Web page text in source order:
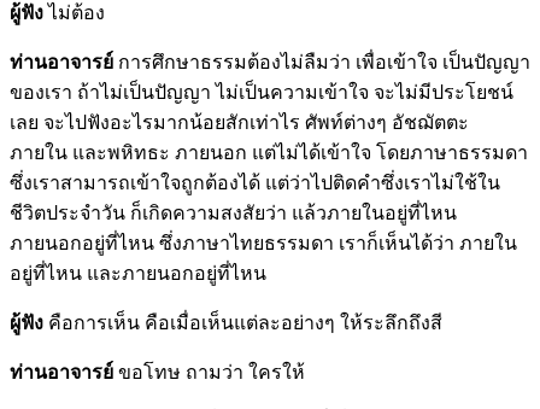
ผู้ฟังไม่ต้อง
ท่านอาจารย์ การศึกษาธรรมต้องไม่ลืมว่า เพื่อเข้าใจ เป็นปัญญา
ของเรา ถ้าไม่เป็นปัญญา ไม่เป็นความเข้าใจ จะไม่มีประโยชน์
เลย จะไปฟังอะไรมากน้อยสักเท่าไร ศัพท์ต่างๆ อัชฌัตตะ
ภายใน และพหิทธะ ภายนอก แต่ไม่ได้เข้าใจ โดยภาษาธรรมดา
ซึ่งเราสามารถเข้าใจถูกต้องได้ แต่ว่าไปติดคำซึ่งเราไม่ใช้ใน
ชีวิตประจำวัน ก็เกิดความสงสัยว่า แล้วภายในอยู่ที่ไหน
ภายนอกอยู่ที่ไหน ซึ่งภาษาไทยธรรมดา เราก็เห็นได้ว่า ภายใน
อยู่ที่ไหน และภายนอกอยู่ที่ไหน
ผู้ฟัง คือการเห็น คือเมื่อเห็นแต่ละอย่างๆ ให้ระลึกถึงสี
ท่านอาจารย์ ขอโทษ ถามว่า ใครให้